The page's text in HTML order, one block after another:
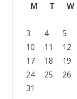
M
T W
3
4 5
10
11 12
17
18 19
24
25 26
31